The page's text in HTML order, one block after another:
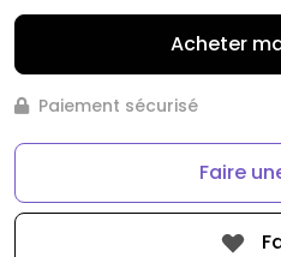
Acheter
Paiement sécurisé
Faire